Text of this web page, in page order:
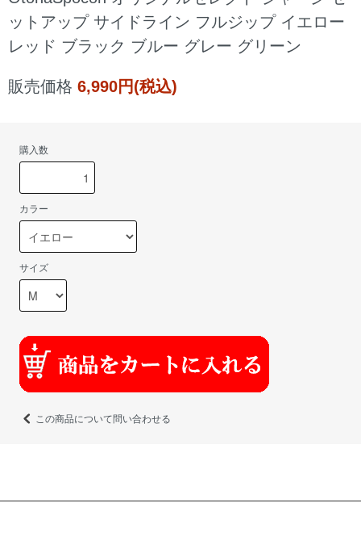
ットアップ サイドライン フルジップ イエロー
レッド ブラック ブルー グレー グリーン
販売価格 6,990円(税込)
購入数
カラー
サイズ
この商品について問い合わせる